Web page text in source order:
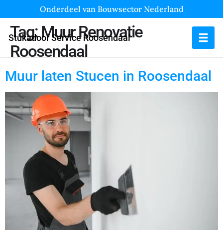
Onderdeel van Bouwsector Nederland
Stukadoor Service Roosendaal
Tag:Muur Renovatie
Roosendaal
Muur laten Stucen in Roosendaal